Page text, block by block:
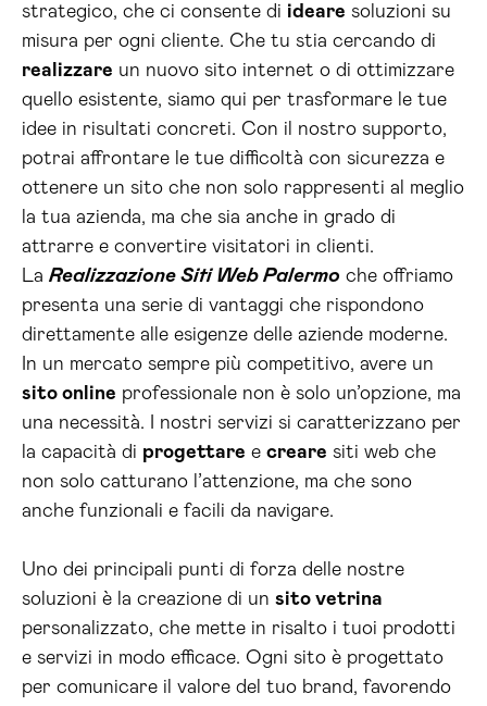
strategico, che ci consente di ideare soluzioni su
misura per ogni cliente. Che tu stia cercando di
realizzare un nuovo sito internet o di ottimizzare
quello esistente, siamo qui per trasformare le tue
idee in risultati concreti. Con il nostro supporto,
potrai affrontare le tue difficoltà con sicurezza e
ottenere un sito che non solo rappresenti al meglio
la tua azienda, ma che sia anche in grado di
attrarre e convertire visitatori in clienti.
La Realizzazione Siti Web Palermo che offriamo
presenta una serie di vantaggi che rispondono
direttamente alle esigenze delle aziende moderne.
In un mercato sempre più competitivo, avere un
sito online professionale non è solo un’opzione, ma
una necessità. I nostri servizi si caratterizzano per
la capacità di progettare e creare siti web che
non solo catturano l’attenzione, ma che sono
anche funzionali e facili da navigare.
Uno dei principali punti di forza delle nostre
soluzioni è la creazione di un sito vetrina
personalizzato, che mette in risalto i tuoi prodotti
e servizi in modo efficace. Ogni sito è progettato
per comunicare il valore del tuo brand, favorendo